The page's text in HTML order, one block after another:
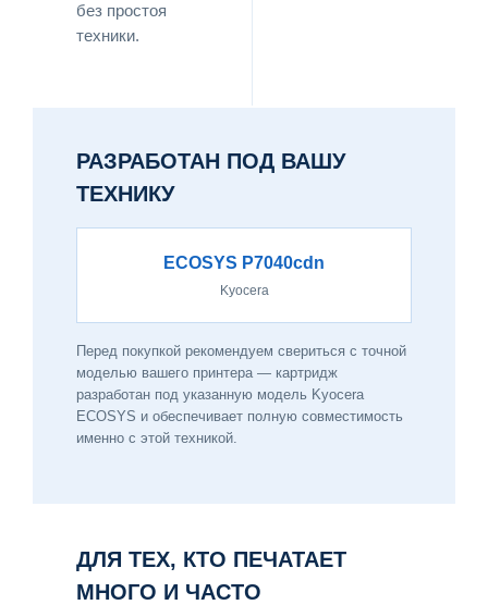
без простоя
техники.
РАЗРАБОТАН ПОД ВАШУ
ТЕХНИКУ
ECOSYS P7040cdn
Kyocera
Перед покупкой рекомендуем свериться с точной
моделью вашего принтера — картридж
разработан под указанную модель Kyocera
ECOSYS и обеспечивает полную совместимость
именно с этой техникой.
ДЛЯ ТЕХ, КТО ПЕЧАТАЕТ
МНОГО И ЧАСТО